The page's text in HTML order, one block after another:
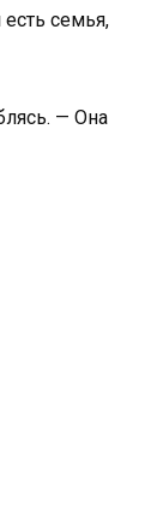
есть семья,
— Она